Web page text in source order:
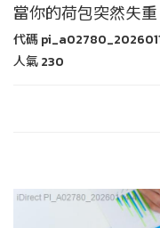
當你的荷包突然失
代碼
人氣230